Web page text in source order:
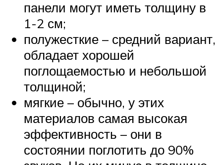
панели могут иметь толщину в
1-2 см;
полужесткие – средний вариант,
обладает хорошей
поглощаемостью и небольшой
толщиной;
мягкие – обычно, у этих
материалов самая высокая
эффективность – они в
состоянии поглотить до 90%